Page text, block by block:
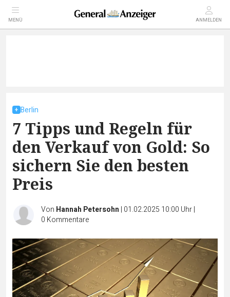
MENÜ ANMELDEN
Berlin
7 Tipps und Regeln für
den Verkauf von Gold: So
sichern Sie den besten
Preis
Von Hannah Petersohn | 01.02.2025 10:00 Uhr|
0 Kommentare